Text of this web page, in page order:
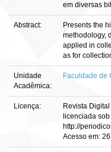
em diversas
Abstract:
Presents the
methodology,
applied in
as for
Unidade
Acadêmica:
Faculdade de
Licença:
Revista
licenciada
http://
Acesso em: